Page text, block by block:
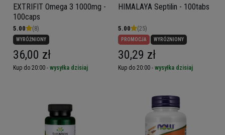
EXTRIFIT Omega 3 1000mg -
100caps
5.00 (8)
WYRÓŻNIONY
36,00 zł
Kup do 20:00 - wysyłka dzisiaj
HIMALAYA Septilin - 100tabs
5.00 (25)
PROMOCJA WYRÓŻNIONY
30,29 zł
Kup do 20:00 - wysyłka dzisiaj